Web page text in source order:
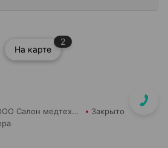
На карте
2
Медпростор Пролайф ООО Салон медтехники и ортопедии №30 Закрыто